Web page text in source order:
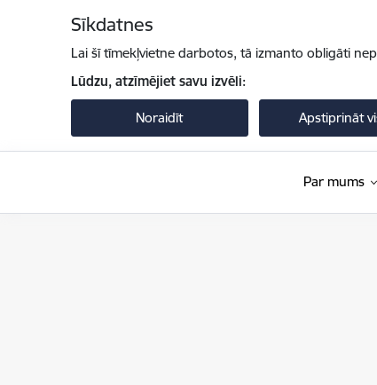
Sīkdatnes
Lai šī tīmekļvietne darbotos, tā izmanto obligāti
Lūdzu, atzīmējiet savu izvēli:
Noraidīt Apstiprināt
Par mums